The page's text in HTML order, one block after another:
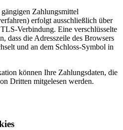
Zahlungsmittel
erfolgt ausschließlich über
Verbindung. Eine verschlüsselte
dass die Adresszeile des Browsers
und an dem Schloss-Symbol in
können Ihre Zahlungsdaten, die
Dritten mitgelesen werden.